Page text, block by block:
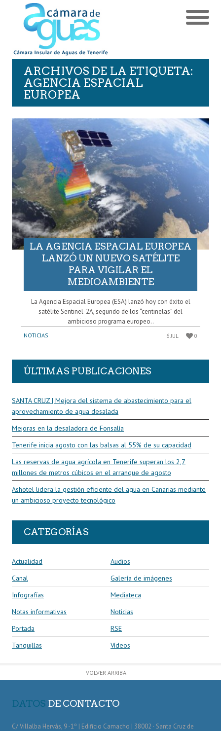
ARCHIVOS DE LA ETIQUETA:
AGENCIA ESPACIAL
EUROPEA
LA AGENCIA ESPACIAL EUROPEA
LANZÓ UN NUEVO SATÉLITE
PARA VIGILAR EL
MEDIOAMBIENTE
La Agencia Espacial Europea (ESA) lanzó hoy con éxito el
satélite Sentinel-2A, segundo de los “centinelas” del
ambicioso programa europeo..
NOTICIAS 6 JUL 0
ÚLTIMAS PUBLICACIONES
SANTA CRUZ | Mejora del sistema de abastecimiento para el
aprovechamiento de agua desalada
Mejoras en la desaladora de Fonsalía
Tenerife inicia agosto con las balsas al 55% de su capacidad
Las reservas de agua agrícola en Tenerife superan los 2,7
millones de metros cúbicos en el arranque de agosto
Ashotel lidera la gestión eficiente del agua en Canarias mediante
un ambicioso proyecto tecnológico
CATEGORÍAS
Actualidad
Audios
Canal
Galería de imágenes
Infografías
Mediateca
Notas informativas
Noticias
Portada
RSE
Tanquillas
Vídeos
VOLVER ARRIBA
DATOS DE CONTACTO
C/ Villalba Hervás, 9 -1º | Edificio Camacho | 38002 · Santa Cruz de